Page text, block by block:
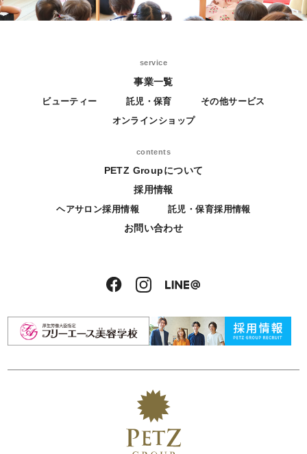
service
事業一覧
ビューティー 託児・保育
その他サービス
オンラインショップ
contents
PETZ Groupについて
採用情報
ヘアサロン採用情報 託児・保育採用情報
お問い合わせ